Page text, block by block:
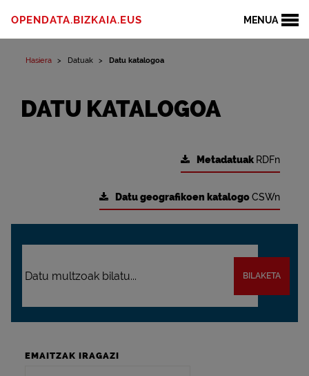
MENUA
OPENDATA.BIZKAIA.EUS
Hasiera Datuak Datu katalogoa
DATU KATALOGOA
Metadatuak RDFn
Datu geografikoen katalogoCSWn
BILAKETA
EMAITZAK IRAGAZI